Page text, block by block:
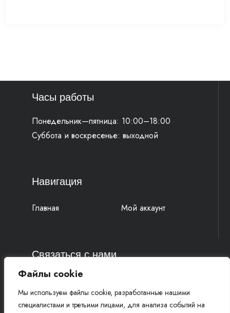
Файлы cookie
Мы используем файлы cookie, разработанные нашими
специалистами и третьими лицами, для анализа событий на
Часы работы
Понедельник—пятница: 10:00–18:00
Суббота и воскресенье: выходной
Навигация
Главная Мой аккаунт
Связаться с нами
4k-parts@mail.ru
+7 (977) 777 91 19 Василий